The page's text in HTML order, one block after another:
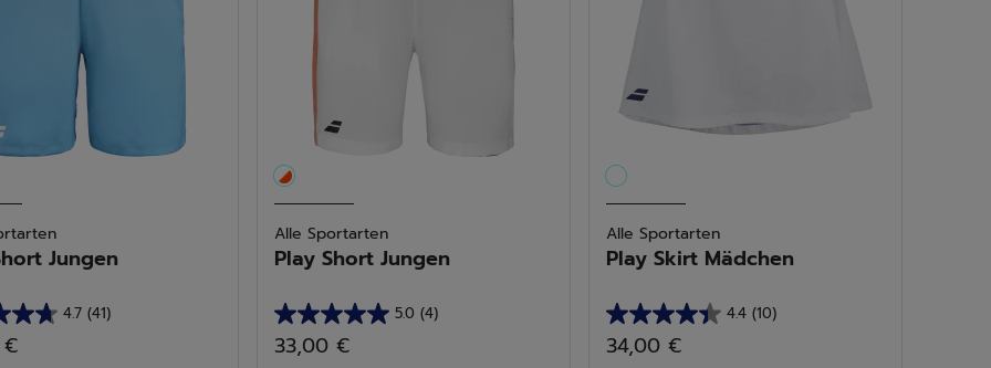
Jungen
4.7 (41)
Alle Sportarten
Play Short Jungen
5.0 (4)
5.0
von
33,00 €
Alle Sportarten
Play Skirt Mädchen
4.4 (10)
4.4
von
34,00 €